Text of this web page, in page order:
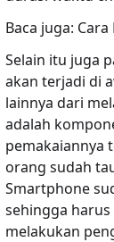
Baca juga:
Selain itu juga
akan terjadi di
lainnya dari
adalah
pemakaiannya
orang sudah
Smartphone
sehingga
melakukan